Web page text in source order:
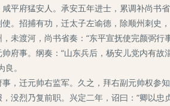
府猛安人。承安五年进士，累调补尚书
。招捕有功，迁太子左谕德，除顺州刺史
未渡河，尚书省奏：“东平宣抚使完颜弼
府事。纲奏：“山东兵后，杨安儿党内有
。
迁元帅右监军。久之，拜右副元帅权参
没烈乃复前职。兴定二年，诏曰：“卿以